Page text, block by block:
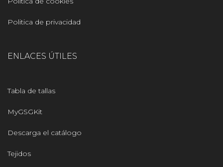
Politica de privacidad
ENLACES ÚTILES
Tabla de tallas
MyGSGKit
Descarga el catálogo
Tejidos